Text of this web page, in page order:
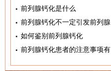
前列腺钙化是什么
前列腺钙化不一定引发前列腺
如何鉴别前列腺钙化
前列腺钙化患者的注意事项有